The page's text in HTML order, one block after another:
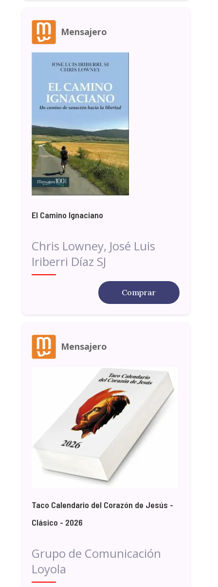
Mensajero
El Camino Ignaciano
Chris Lowney, José Luis
Iriberri Díaz SJ
Comprar
Mensajero
Taco Calendario del Corazón de Jesús -
Clásico - 2026
Grupo de Comunicación
Loyola